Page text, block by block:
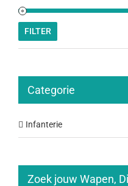
FILTER
Categorie
Infanterie
Zoek jouw Wapen,